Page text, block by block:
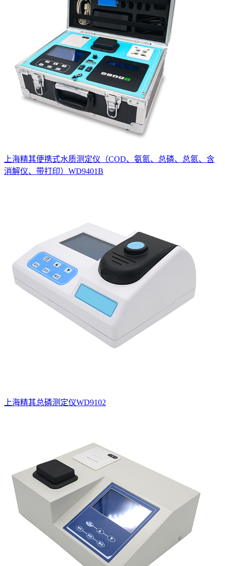
上海精其便携式水质测定仪（COD、氨氮、总磷、总氮、含
消解仪、带打印）WD9401B
上海精其总磷测定仪WD9102